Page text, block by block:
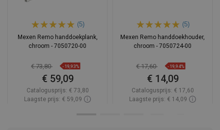
(5)
Mexen Remo handdoekplank,
chroom - 7050720-00
€ 73,80 -19,93%
€ 59,09
Catalogusprijs: € 73,80
Laagste prijs: € 59,09
(5)
Mexen Remo handdoekhouder,
chroom - 7050724-00
€ 17,60 -19,94%
€ 14,09
Catalogusprijs: € 17,60
Laagste prijs: € 14,09